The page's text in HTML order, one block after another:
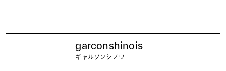
garconshinois
ギャルソンシノワ